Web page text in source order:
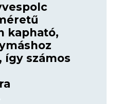
kapható,
így számos